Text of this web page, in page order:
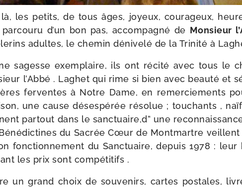
les petits, de tous âges, joyeux, cou­ra­geux,
d’un bon pas, accom­pa­gné de Monsieur
adultes, le che­min déni­ve­lé de la Trinité à
sagesse exem­plaire, ils ont réci­té avec tous le
l’Abbé . Laghet qui rime si bien avec beau­té et
fer­ventes à Notre Dame, en remer­cie­ments
une cause déses­pé­rée réso­lue ; tou­chants ,
par­tout dans le sanctuaire,d” une
du Sacrée Cœur de Montmartre veillent
fonc­tion­ne­ment du Sanctuaire, depuis 1978 :
les prix sont compétitifs .
un grand choix de sou­ve­nirs, cartes pos­tales,